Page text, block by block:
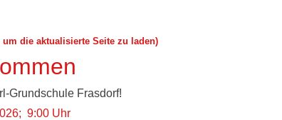
die aktualisierte Seite zu laden)
Grundschule Frasdorf!
9:00 Uhr